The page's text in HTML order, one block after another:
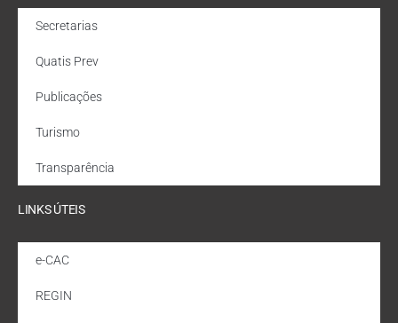
Secretarias
Quatis Prev
Publicações
Turismo
Transparência
LINKS ÚTEIS
e-CAC
REGIN